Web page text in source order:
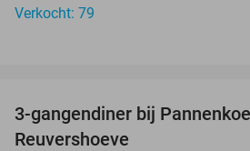
Verkocht: 79
3-gangendiner bij
Reuvershoeve